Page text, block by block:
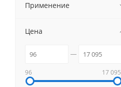
Применение
Цена
96 17 095